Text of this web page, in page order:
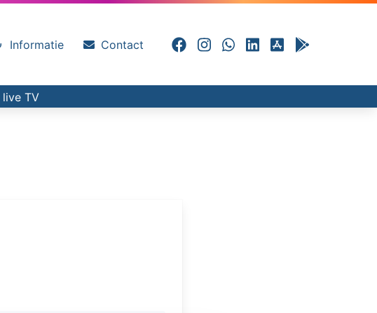
Informatie Contact
live TV